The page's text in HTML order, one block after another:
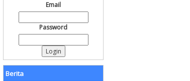
Email
Password
Berita